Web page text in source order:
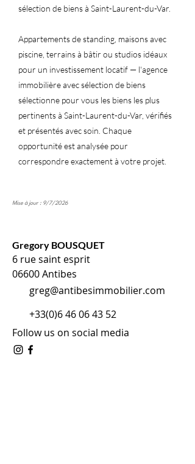
sélection de biens à Saint-Laurent-du-Var.
Appartements de standing, maisons avec
piscine, terrains à bâtir ou studios idéaux
pour un investissement locatif — l'agence
immobilière avec sélection de biens
sélectionne pour vous les biens les plus
pertinents à Saint-Laurent-du-Var, vérifiés
et présentés avec soin. Chaque
opportunité est analysée pour
correspondre exactement à votre projet.
Mise à jour : 9/7/2026
Gregory BOUSQUET
6 rue saint esprit
06600 Antibes
greg@antibesimmobilier.com
+33(0)6 46 06 43 52
Follow us on social media